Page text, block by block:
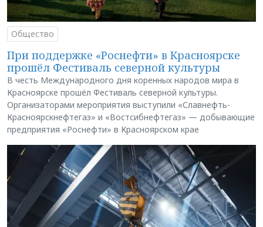
Общество
При поддержке «Роснефти» в Красноярске
прошёл Фестиваль северной культуры
В честь Международного дня коренных народов мира в
Красноярске прошёл Фестиваль северной культуры.
Организаторами мероприятия выступили «Славнефть-
Красноярскнефтегаз» и «Востсибнефтегаз» — добывающие
предприятия «Роснефти» в Красноярском крае